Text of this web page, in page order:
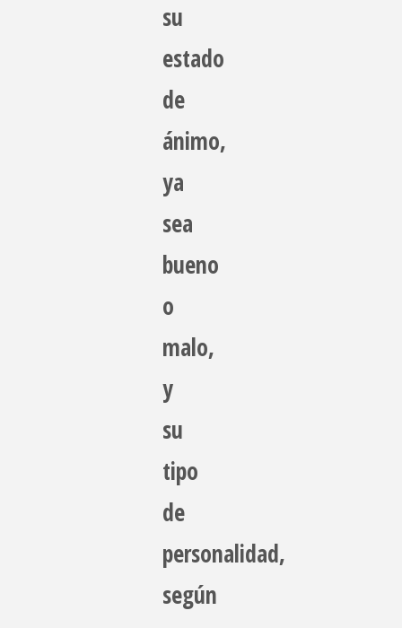
su
estado
de
ánimo,
ya
sea
bueno
o
malo,
y
su
tipo
de
personalidad,
según